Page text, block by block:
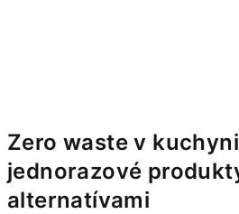
Zero waste v
jednorazové
alternatívami